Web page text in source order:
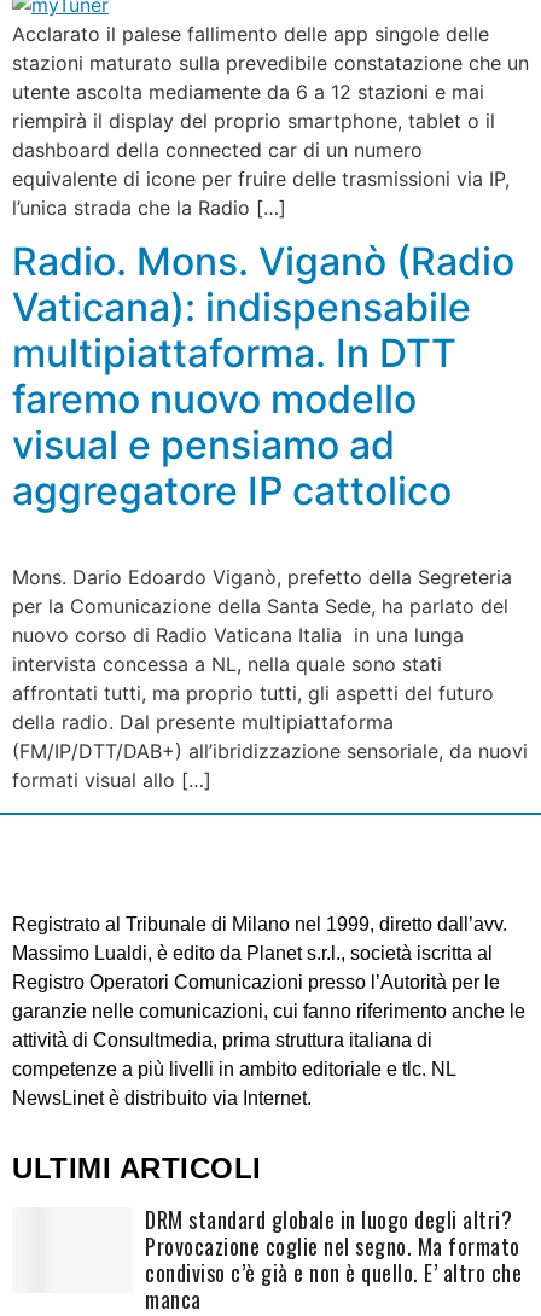
Acclarato il palese fallimento delle app singole delle
stazioni maturato sulla prevedibile constatazione che un
utente ascolta mediamente da 6 a 12 stazioni e mai
riempirà il display del proprio smartphone, tablet o il
dashboard della connected car di un numero
equivalente di icone per fruire delle trasmissioni via IP,
l’unica strada che la Radio […]
Radio. Mons. Viganò (Radio
Vaticana): indispensabile
multipiattaforma. In DTT
faremo nuovo modello
visual e pensiamo ad
aggregatore IP cattolico
Mons. Dario Edoardo Viganò, prefetto della Segreteria
per la Comunicazione della Santa Sede, ha parlato del
nuovo corso di Radio Vaticana Italia in una lunga
intervista concessa a NL, nella quale sono stati
affrontati tutti, ma proprio tutti, gli aspetti del futuro
della radio. Dal presente multipiattaforma
(FM/IP/DTT/DAB+) all’ibridizzazione sensoriale, da nuovi
formati visual allo […]
Registrato al Tribunale di Milano nel 1999, diretto dall’avv.
Massimo Lualdi, è edito da Planet s.r.l., società iscritta al
Registro Operatori Comunicazioni presso l’Autorità per le
garanzie nelle comunicazioni, cui fanno riferimento anche le
attività di Consultmedia, prima struttura italiana di
competenze a più livelli in ambito editoriale e tlc. NL
NewsLinet è distribuito via Internet.
ULTIMI ARTICOLI
DRM standard globale in luogo degli altri?
Provocazione coglie nel segno. Ma formato
condiviso c’è già e non è quello. E’ altro che
manca